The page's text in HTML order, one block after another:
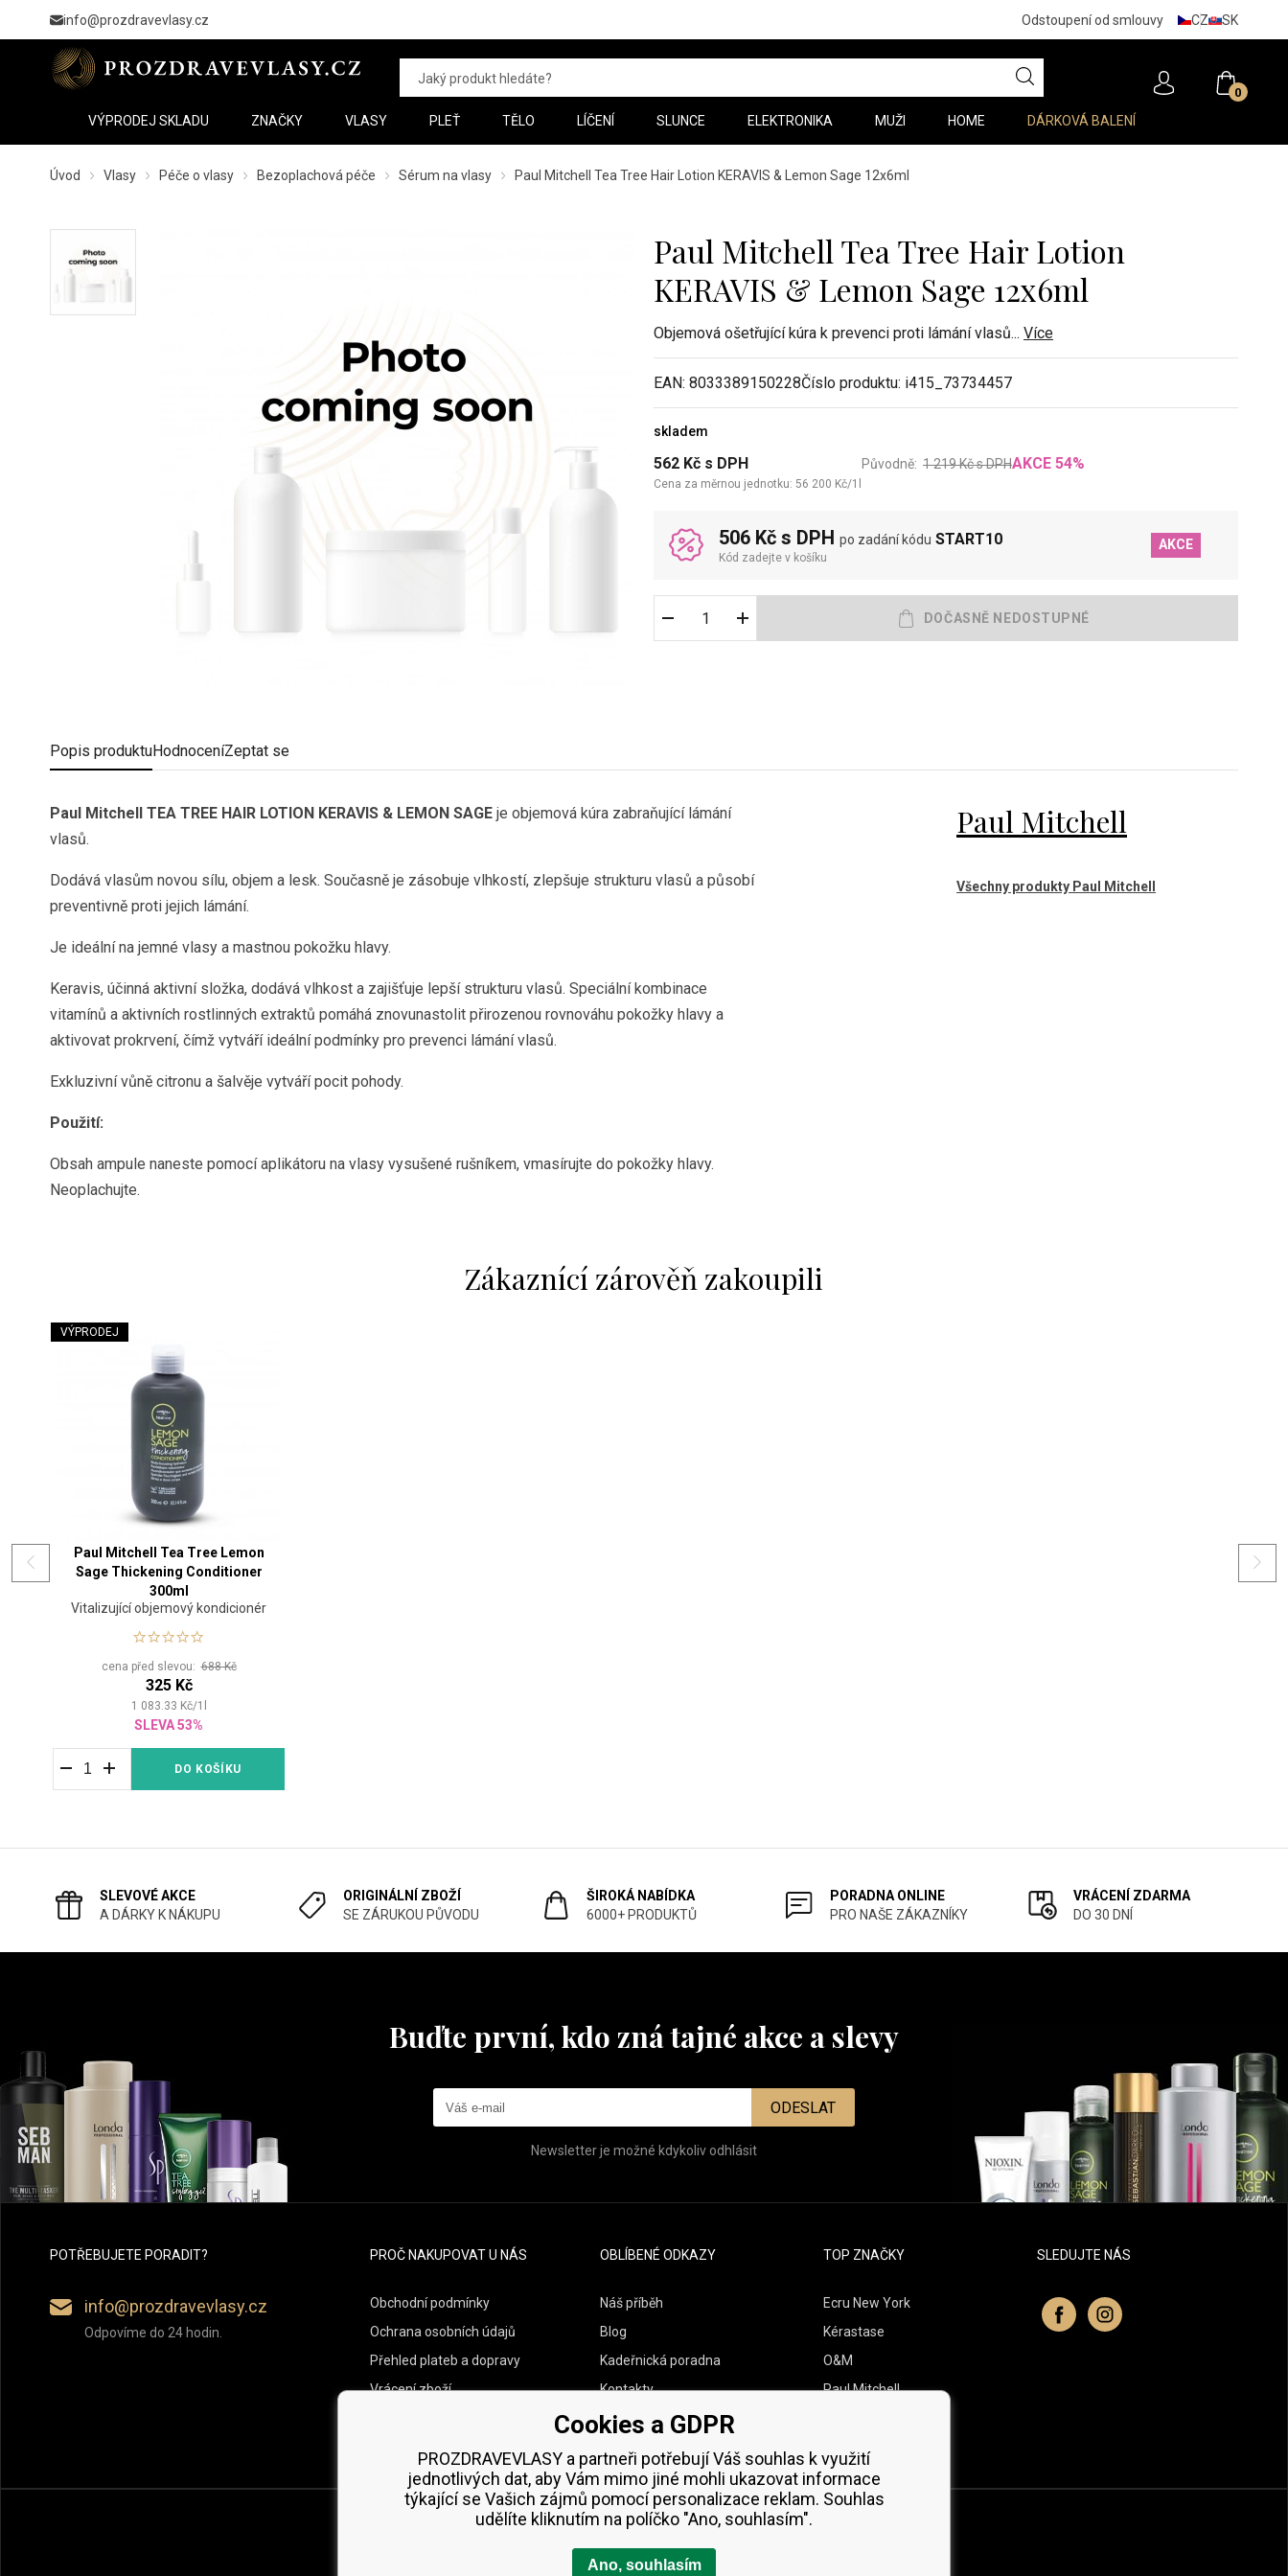
info@prozdravevlasy.cz Odstoupení od smlouvy CZ SK
0
VÝPRODEJ SKLADU ZNAČKY VLASY PLEŤ TĚLO LÍČENÍ SLUNCE ELEKTRONIKA MUŽI HOME DÁRKOVÁ BALENÍ
Úvod Vlasy Péče o vlasy Bezoplachová péče Sérum na vlasy Paul Mitchell Tea Tree Hair Lotion KERAVIS & Lemon Sage 12x6ml
Paul Mitchell Tea Tree Hair Lotion
KERAVIS & Lemon Sage 12x6ml
Objemová ošetřující kúra k prevenci proti lámání vlasů... Více
EAN: 8033389150228Číslo produktu: i415_73734457
skladem
562 Kč s DPH
Cena za měrnou jednotku: 56 200 Kč/1
Původně: 1 219Kčs DPHAKCE 54%
506 Kč s DPH po zadání kódu START10
Kód zadejte v košíku
AKCE
Popis produktuHodnoceníZeptat se
Paul Mitchell TEA TREE HAIR LOTION KERAVIS & LEMON SAGE je objemová kúra zabraňující lámání
vlasů.
Dodává vlasům novou sílu, objem a lesk. Současně je zásobuje vlhkostí, zlepšuje strukturu vlasů a působí
preventivně proti jejich lámání.
Je ideální na jemné vlasy a mastnou pokožku hlavy.
Keravis, účinná aktivní složka, dodává vlhkost a zajišťuje lepší strukturu vlasů. Speciální kombinace
vitamínů a aktivních rostlinných extraktů pomáhá znovunastolit přirozenou rovnováhu pokožky hlavy a
aktivovat prokrvení, čímž vytváří ideální podmínky pro prevenci lámání vlasů.
Exkluzivní vůně citronu a šalvěje vytváří pocit pohody.
Použití:
Obsah ampule naneste pomocí aplikátoru na vlasy vysušené rušníkem, vmasírujte do pokožky hlavy.
Neoplachujte.
Paul Mitchell
Všechny produkty Paul Mitchell
Zákaznící zárověň zakoupili
VÝPRODEJ
Paul Mitchell Tea Tree Lemon
Sage Thickening Conditioner
300ml
Vitalizující objemový kondicionér
cena před slevou:688 Kč
325 Kč
1 083.33 Kč/1
SLEVA 53%
DO KOŠÍKU
SLEVOVÉ AKCE
A DÁRKY K NÁKUPU
ORIGINÁLNÍ ZBOŽÍ
SE ZÁRUKOU PŮVODU
ŠIROKÁ NABÍDKA
6000+ PRODUKTŮ
PORADNA ONLINE
PRO NAŠE ZÁKAZNÍKY
VRÁCENÍ ZDARMA
DO 30 DNÍ
Buďte první, kdo zná tajné akce a slevy
ODESLAT
Newsletter je možné kdykoliv odhlásit
POTŘEBUJETE PORADIT?
info@prozdravevlasy.cz
Odpovíme do 24 hodin.
PROČ NAKUPOVAT U NÁS
Obchodní podmínky
Ochrana osobních údajů
Přehled plateb a dopravy
Vrácení zboží
OBLÍBENÉ ODKAZY
Náš příběh
Blog
Kadeřnická poradna
Kontakty
Vzorky zdarma
TOP ZNAČKY
Ecru New York
Kérastase
O&M
Paul Mitchell
SLEDUJTE NÁS
Cookies a GDPR
PROZDRAVEVLASY a partneři potřebují Váš souhlas k využití
jednotlivých dat, aby Vám mimo jiné mohli ukazovat informace
týkající se Vašich zájmů pomocí personalizace reklam. Souhlas
udělíte kliknutím na políčko "Ano, souhlasím".
Ano, souhlasím